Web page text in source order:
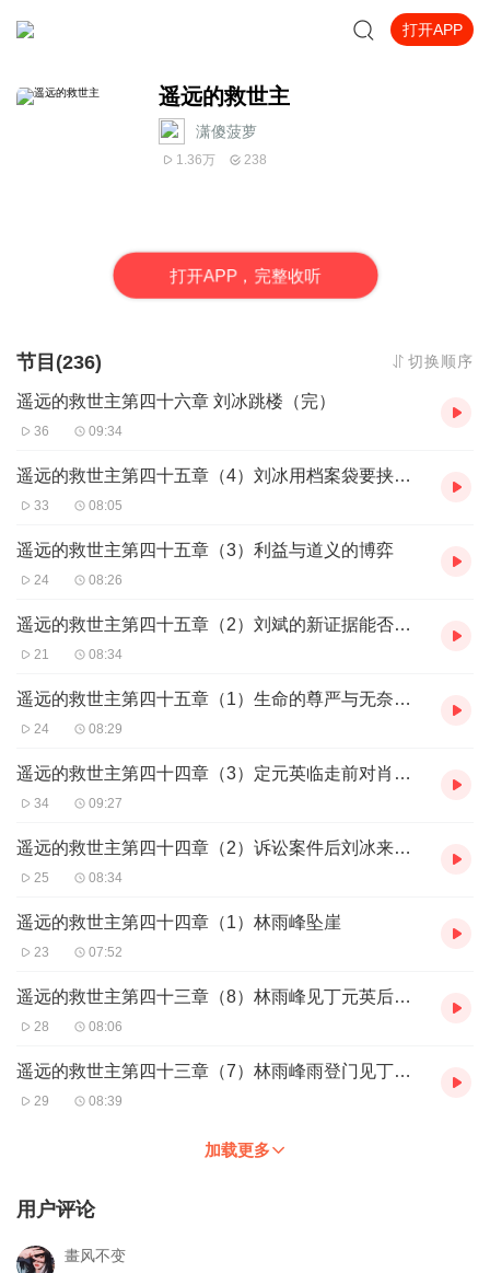
打开APP
遥远的救世主
潇傻菠萝
1.36万 238
打开APP，完整收听
节目(236) 切换顺序
遥远的救世主第四十六章 刘冰跳楼（完）
36 09:34
遥远的救世主第四十五章（4）刘冰用档案袋要挟欧阳雪
33 08:05
遥远的救世主第四十五章（3）利益与道义的博弈
24 08:26
遥远的救世主第四十五章（2）刘斌的新证据能否助力乐圣公司逆风翻盘？
21 08:34
遥远的救世主第四十五章（1）生命的尊严与无奈的道别
24 08:29
遥远的救世主第四十四章（3）定元英临走前对肖亚文的交代
34 09:27
遥远的救世主第四十四章（2）诉讼案件后刘冰来见丁元英
25 08:34
遥远的救世主第四十四章（1）林雨峰坠崖
23 07:52
遥远的救世主第四十三章（8）林雨峰见丁元英后的选择
28 08:06
遥远的救世主第四十三章（7）林雨峰雨登门见丁元英
29 08:39
加载更多
用户评论
畫风不变